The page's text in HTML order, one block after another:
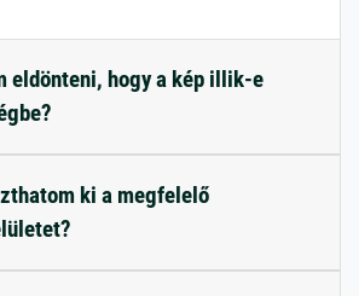
eldönteni, hogy a kép illik-e
ki a megfelelő